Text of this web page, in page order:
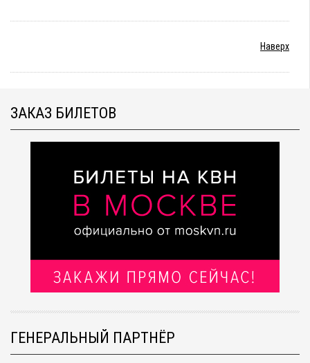
Наверх
ЗАКАЗ БИЛЕТОВ
ГЕНЕРАЛЬНЫЙ ПАРТНЁР